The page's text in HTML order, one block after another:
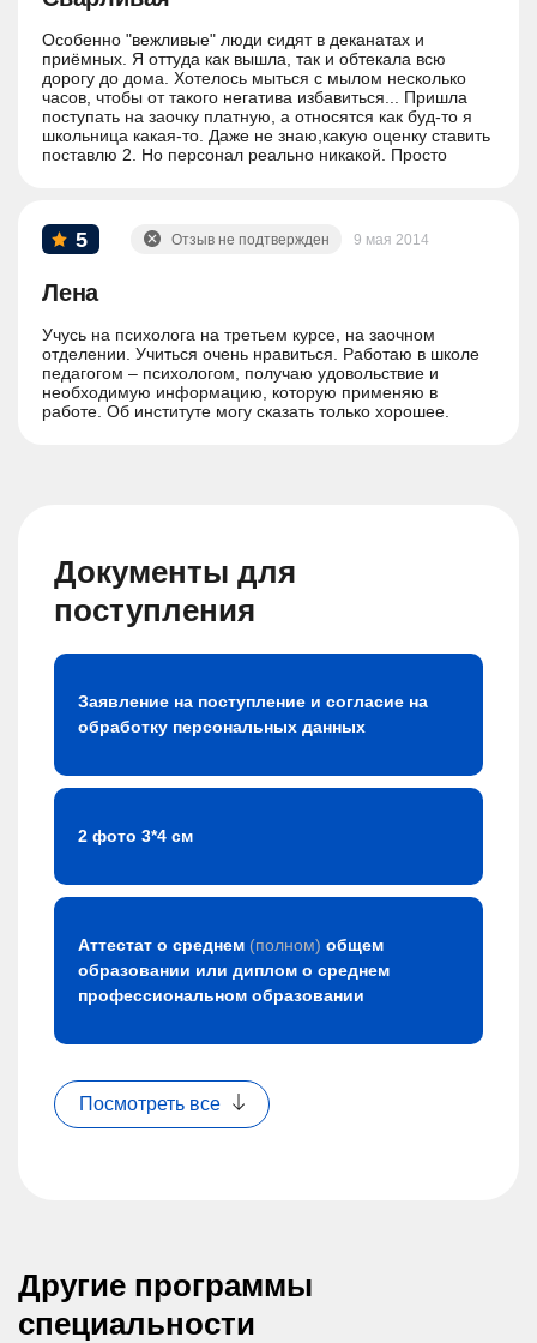
Особенно "вежливые" люди сидят в деканатах и
приёмных. Я оттуда как вышла, так и обтекала всю
дорогу до дома. Хотелось мыться с мылом несколько
часов, чтобы от такого негатива избавиться... Пришла
поступать на заочку платную, а относятся как буд-то я
школьница какая-то. Даже не знаю,какую оценку ставить
поставлю 2. Но персонал реально никакой. Просто
5
Лена
9 мая 2014
Отзыв не подтвержден
Учусь на психолога на третьем курсе, на заочном
отделении. Учиться очень нравиться. Работаю в школе
педагогом – психологом, получаю удовольствие и
необходимую информацию, которую применяю в
работе. Об институте могу сказать только хорошее.
Документы для
поступления
Заявление на поступление и согласие на
обработку персональных данных
2 фото 3*4 см
Аттестат о среднем (полном) общем
образовании или диплом о среднем
профессиональном образовании
Посмотреть все
Другие программы
специальности